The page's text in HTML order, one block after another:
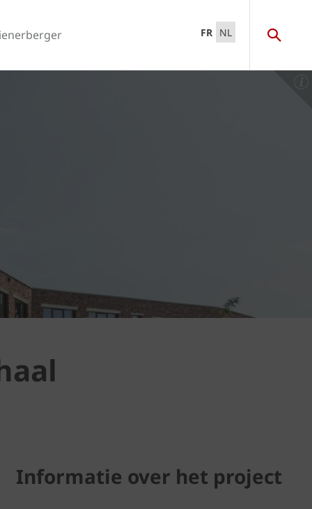
FR NL
Informatie over het project